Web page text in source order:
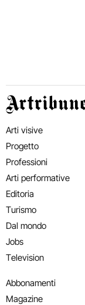
Artribune
Arti visive
Progetto
Professioni
Arti performative
Editoria
Turismo
Dal mondo
Jobs
Television
Abbonamenti
Magazine